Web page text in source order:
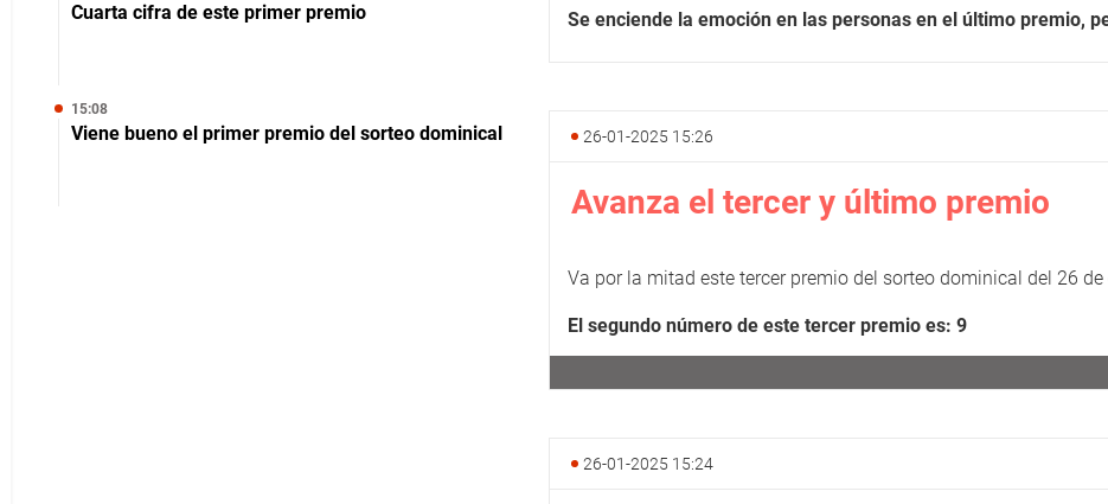
Cuarta cifra de este primer premio
15:08
Viene bueno el primer premio del sorteo dominical
Se enciende la emoción en las personas en el último premio,
26-01-2025 15:26
Avanza el tercer y último premio
Va por la mitad este tercer premio del sorteo dominical del 26 de
El segundo número de este tercer premio es: 9
26-01-2025 15:24